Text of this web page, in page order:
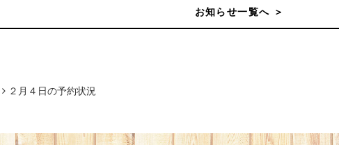
お知らせ一覧へ ＞
２月４日の予約状況